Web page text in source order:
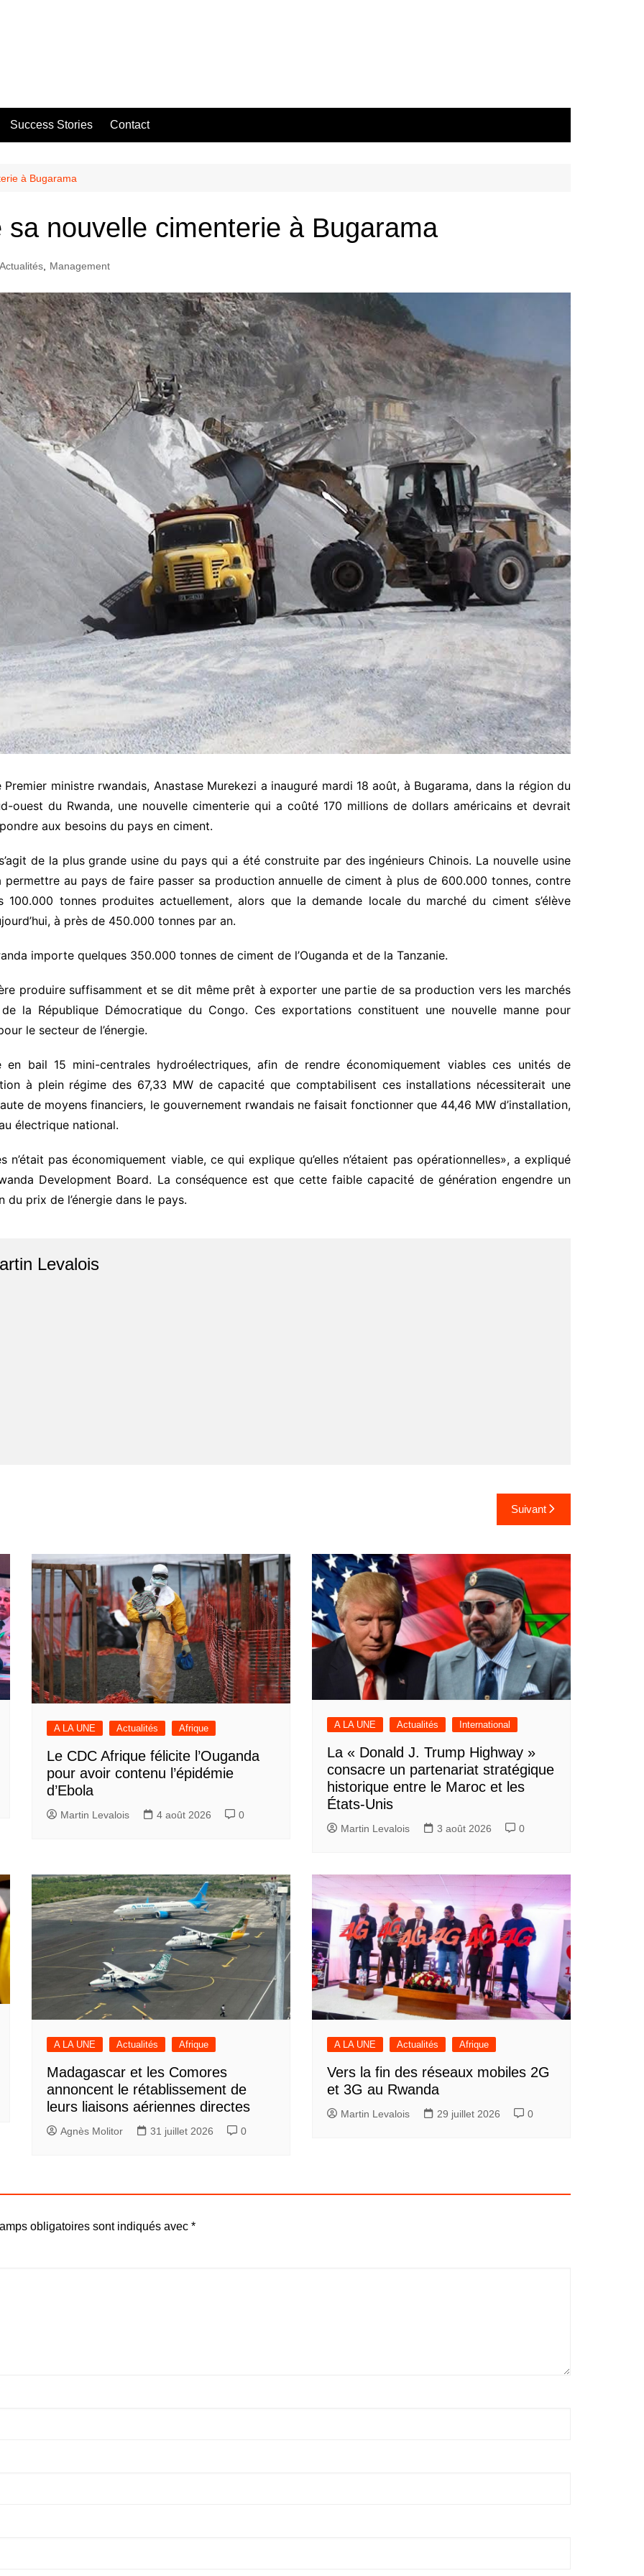
Success Stories Contact
à Bugarama
sa nouvelle cimenterie à Bugarama
Actualités Management
Premier ministre rwandais, Anastase Murekezi a inauguré mardi 18 août, à Bugarama, dans la région du
ouest du Rwanda, une nouvelle cimenterie qui a coûté 170 millions de dollars américains et devrait
aux besoins du pays en ciment.
de la plus grande usine du pays qui a été construite par des ingénieurs Chinois. La nouvelle usine
permettre au pays de faire passer sa production annuelle de ciment à plus de 600.000 tonnes, contre
100.000 tonnes produites actuellement, alors que la demande locale du marché du ciment s’élève
à près de 450.000 tonnes par an.
importe quelques 350.000 tonnes de ciment de l’Ouganda et de la Tanzanie.
produire suffisamment et se dit même prêt à exporter une partie de sa production vers les marchés
la République Démocratique du Congo. Ces exportations constituent une nouvelle manne pour
le secteur de l’énergie.
bail 15 mini-centrales hydroélectriques, afin de rendre économiquement viables ces unités de
à plein régime des 67,33 MW de capacité que comptabilisent ces installations nécessiterait une
de moyens financiers, le gouvernement rwandais ne faisait fonctionner que 44,46 MW d’installation,
électrique national.
pas économiquement viable, ce qui explique qu’elles n’étaient pas opérationnelles», a expliqué
Development Board. La conséquence est que cette faible capacité de génération engendre un
prix de l’énergie dans le pays.
Levalois
Suivant
A LA UNE Actualités Afrique
Le CDC Afrique félicite l’Ouganda
pour avoir contenu l’épidémie
d’Ebola
Martin Levalois 4 août 2026 0
A LA UNE Actualités International
La « Donald J. Trump Highway »
consacre un partenariat stratégique
historique entre le Maroc et les
États-Unis
Martin Levalois 3 août 2026 0
A LA UNE Actualités Afrique
Madagascar et les Comores
annoncent le rétablissement de
leurs liaisons aériennes directes
Agnès Molitor 31 juillet 2026 0
A LA UNE Actualités Afrique
Vers la fin des réseaux mobiles 2G
et 3G au Rwanda
Martin Levalois 29 juillet 2026 0
obligatoires sont indiqués avec *